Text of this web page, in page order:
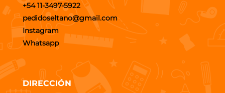
+54 11-3497-5922
pedidoseltano@gmail.com
Instagram
Whatsapp
DIRECCIÓN